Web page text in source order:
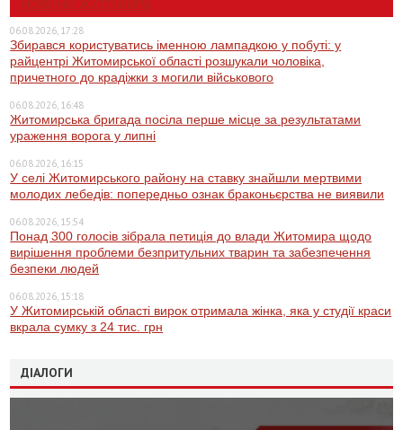
НОВИНИ ЖИТОМИРА
06.08.2026, 17:28
Збирався користуватись іменною лампадкою у побуті: у
райцентрі Житомирської області розшукали чоловіка,
причетного до крадіжки з могили військового
06.08.2026, 16:48
Житомирська бригада посіла перше місце за результатами
ураження ворога у липні
06.08.2026, 16:15
У селі Житомирського району на ставку знайшли мертвими
молодих лебедів: попередньо ознак браконьєрства не виявили
06.08.2026, 15:54
Понад 300 голосів зібрала петиція до влади Житомира щодо
вирішення проблеми безпритульних тварин та забезпечення
безпеки людей
06.08.2026, 15:18
У Житомирській області вирок отримала жінка, яка у студії краси
вкрала сумку з 24 тис. грн
ДІАЛОГИ